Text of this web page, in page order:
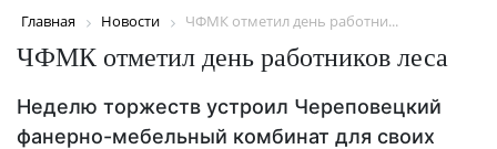
Главная Новости ЧФМК отметил день работни...
ЧФМК отметил день работников леса
Неделю торжеств устроил Череповецкий
фанерно-мебельный комбинат для своих